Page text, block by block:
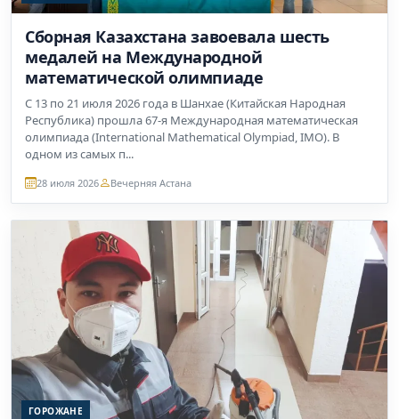
Сборная Казахстана завоевала шесть
медалей на Международной
математической олимпиаде
С 13 по 21 июля 2026 года в Шанхае (Китайская Народная
Республика) прошла 67-я Международная математическая
олимпиада (International Mathematical Olympiad, IMO). В
одном из самых п...
28 июля 2026 Вечерняя Астана
ГОРОЖАНЕ